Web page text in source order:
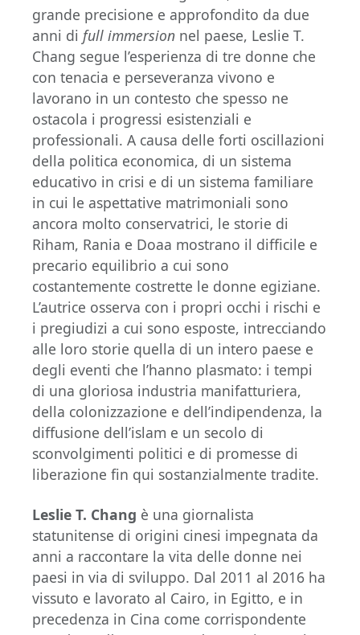
grande precisione e approfondito da due
anni di full immersion nel paese, Leslie T.
Chang segue l’esperienza di tre donne che
con tenacia e perseveranza vivono e
lavorano in un contesto che spesso ne
ostacola i progressi esistenziali e
professionali. A causa delle forti oscillazioni
della politica economica, di un sistema
educativo in crisi e di un sistema familiare
in cui le aspettative matrimoniali sono
ancora molto conservatrici, le storie di
Riham, Rania e Doaa mostrano il difficile e
precario equilibrio a cui sono
costantemente costrette le donne egiziane.
L’autrice osserva con i propri occhi i rischi e
i pregiudizi a cui sono esposte, intrecciando
alle loro storie quella di un intero paese e
degli eventi che l’hanno plasmato: i tempi
di una gloriosa industria manifatturiera,
della colonizzazione e dell’indipendenza, la
diffusione dell’islam e un secolo di
sconvolgimenti politici e di promesse di
liberazione fin qui sostanzialmente tradite.
Leslie T. Chang è una giornalista
statunitense di origini cinesi impegnata da
anni a raccontare la vita delle donne nei
paesi in via di sviluppo. Dal 2011 al 2016 ha
vissuto e lavorato al Cairo, in Egitto, e in
precedenza in Cina come corrispondente